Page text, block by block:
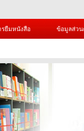
รยืมหนังสือ ข้อมูลส่ว